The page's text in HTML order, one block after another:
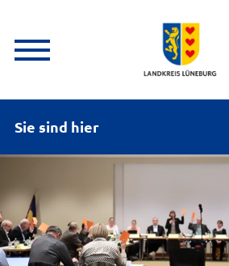
Sie sind hier